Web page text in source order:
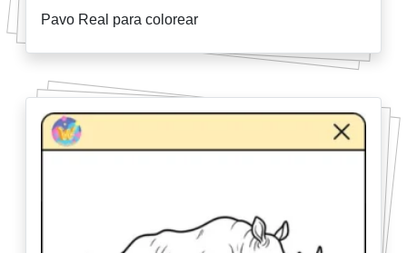
Pavo Real para colorear